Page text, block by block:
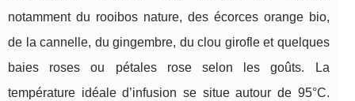
notamment du rooibos nature, des écorces orange bio,
de la cannelle, du gingembre, du clou girofle et quelques
baies roses ou pétales rose selon les goûts. La
température idéale d’infusion se situe autour de 95°C.